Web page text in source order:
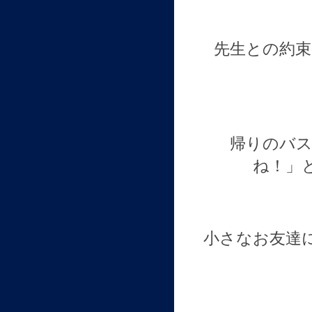
先生との約
帰りのバ
ね！」
小さなお友